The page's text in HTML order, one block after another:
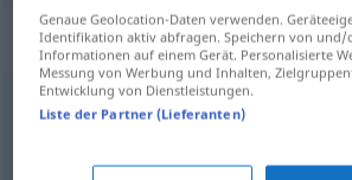
Synonyme für
Binsenweisheit,Allgemeinplatz
Genaue Geolocation-Daten verwenden.
Identifikation aktiv abfragen. Speichern von
Informationen auf einem Gerät. Personalisierte
Messung von Werbung und Inhalten,
Entwicklung von Dienstleistungen.
Liste der Partner (Lieferanten)